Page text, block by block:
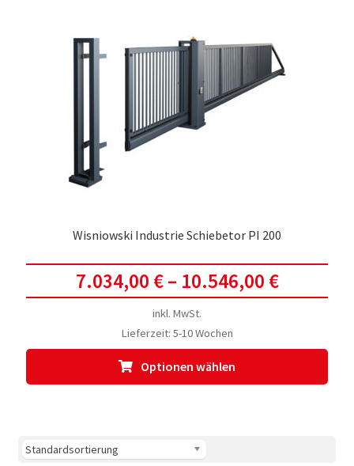
Wisniowski Industrie Schiebetor PI 200
7.034,00 €– 10.546,00 €
inkl. MwSt.
Lieferzeit: 5-10 Wochen
Optionen wählen